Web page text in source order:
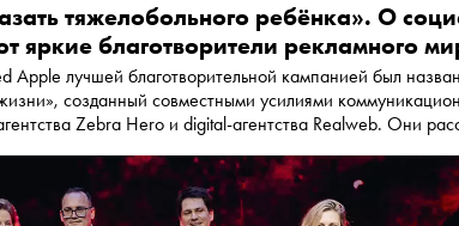
тяжелобольного ребёнка». О
яркие благотворители рекламного
Apple лучшей благотворительной кампанией был
созданный совместными усилиями
Zebra Hero и digital-агентства Realweb. Они
в работе компаний